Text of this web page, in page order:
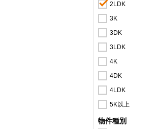
2LDK
3K
3DK
3LDK
4K
4DK
4LDK
5K以上
物件種別